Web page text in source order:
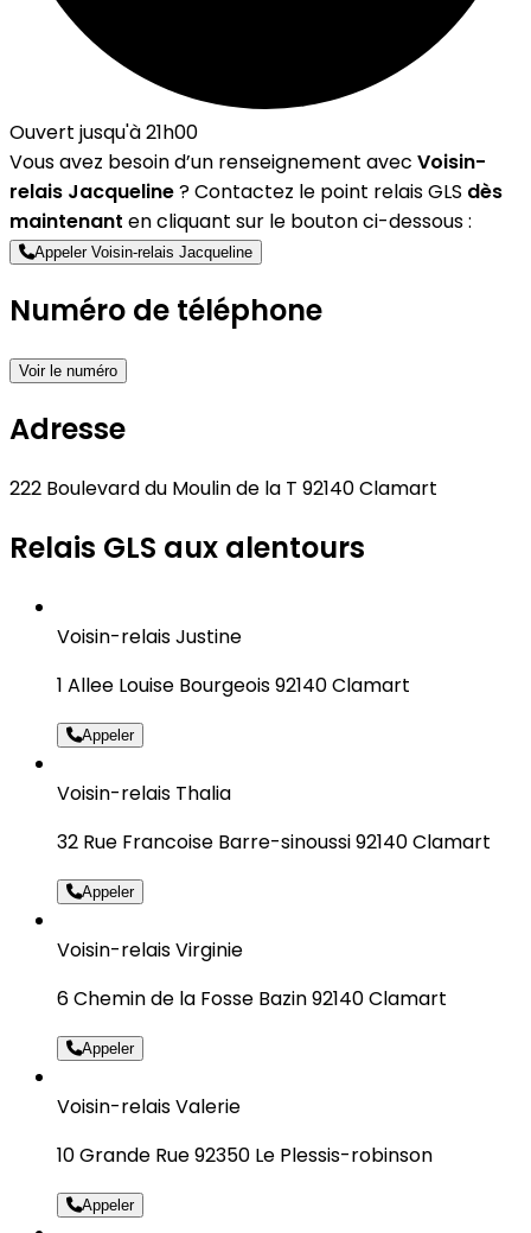
Ouvert jusqu'à 21h00
Vous avez besoin d’un renseignement avec Voisin-
relais Jacqueline? Contactez le point relais GLS dès
maintenant en cliquant sur le bouton ci-dessous :
Appeler Voisin-relais Jacqueline
Numéro de téléphone
Voir le numéro
Adresse
222 Boulevard du Moulin de la T 92140 Clamart
Relais GLS aux alentours
Voisin-relais Justine
1 Allee Louise Bourgeois 92140 Clamart
Appeler
Voisin-relais Thalia
32 Rue Francoise Barre-sinoussi 92140 Clamart
Appeler
Voisin-relais Virginie
6 Chemin de la Fosse Bazin 92140 Clamart
Appeler
Voisin-relais Valerie
10 Grande Rue 92350 Le Plessis-robinson
Appeler